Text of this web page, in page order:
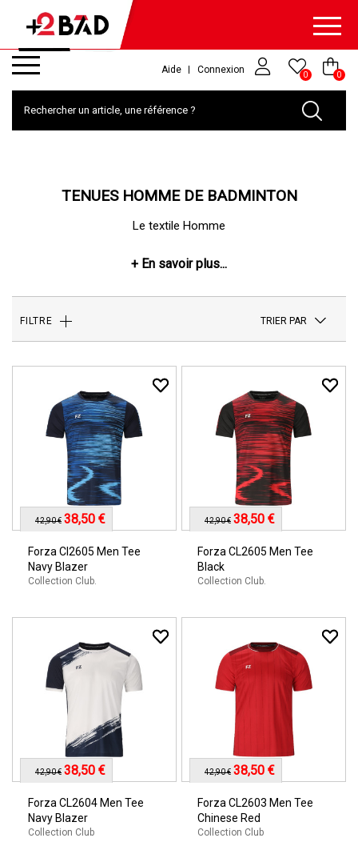
Aide Connexion 0 0
TENUES HOMME DE BADMINTON
Le textile Homme
FILTRE TRIER PAR
Forza Cl2605 Men Tee
Navy Blazer
Collection Club.
42,90 € 38,50 €
Forza CL2605 Men Tee
Black
Collection Club.
42,90 € 38,50 €
Forza CL2604 Men Tee
Navy Blazer
Collection Club
42,90 € 38,50 €
Forza CL2603 Men Tee
Chinese Red
Collection Club
42,90 € 38,50 €